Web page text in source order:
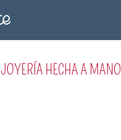
JOYERÍA HECHA A MANO